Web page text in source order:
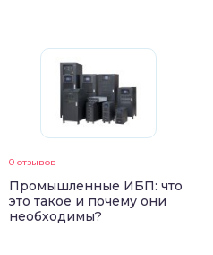
0 отзывов
Промышленные ИБП: что
это такое и почему они
необходимы?